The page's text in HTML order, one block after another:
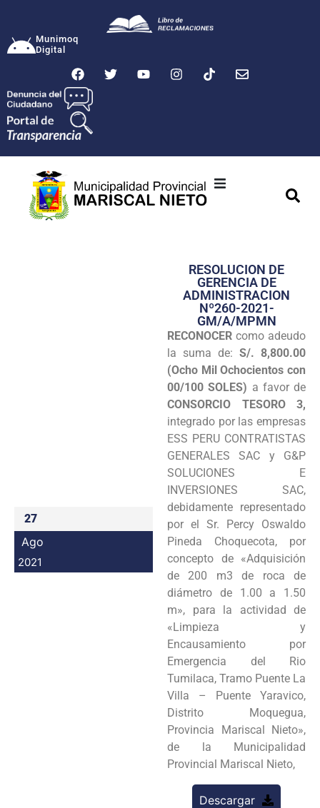
Munimoq
Digital
Transparencia
Seguridad
Programas
Intranet
27
Ago
2021
RESOLUCION DE
GERENCIA DE
ADMINISTRACION
Nº260-2021-
GM/A/MPMN
RECONOCER como adeudo
la suma de: S/. 8,800.00
(Ocho Mil Ochocientos con
00/100 SOLES) a favor de
CONSORCIO TESORO 3,
integrado por las empresas
ESS PERU CONTRATISTAS
GENERALES SAC y G&P
SOLUCIONES E
INVERSIONES SAC,
debidamente representado
por el Sr. Percy Oswaldo
Pineda Choquecota, por
concepto de «Adquisición
de 200 m3 de roca de
diámetro de 1.00 a 1.50
m», para la actividad de
«Limpieza y
Encausamiento por
Emergencia del Rio
Tumilaca, Tramo Puente La
Villa – Puente Yaravico,
Distrito Moquegua,
Provincia Mariscal Nieto»,
de la Municipalidad
Provincial Mariscal Nieto,
Descargar